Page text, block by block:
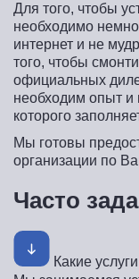
Для того, чтобы
необходимо
интернет и не
того, чтобы
официальных
необходим опыт и
которого
Мы готовы
организации по
Часто
Какие